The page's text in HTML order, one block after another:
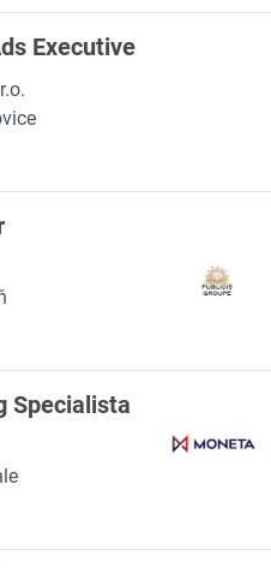
Executive
Specialista